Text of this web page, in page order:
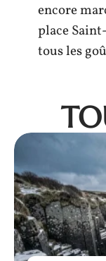
encore
place
tous les